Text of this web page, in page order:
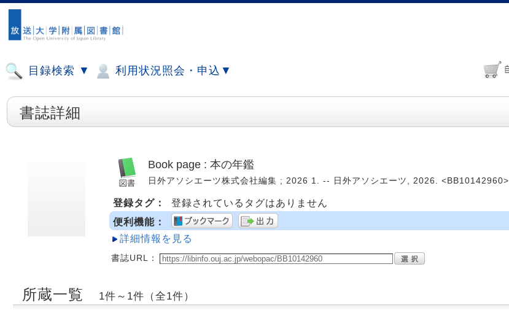
目録検索 ▼ 利用状況照会・申込▼
書誌詳細
Book page : 本の年鑑
日外アソシエーツ株式会社編集 ; 2026 1. -- 日外アソシエーツ, 2026. <BB10142960>
登録タグ：
登録されているタグはありません
便利機能：
詳細情報を見る
書誌URL：
所蔵一覧 1件～1件（全1件）